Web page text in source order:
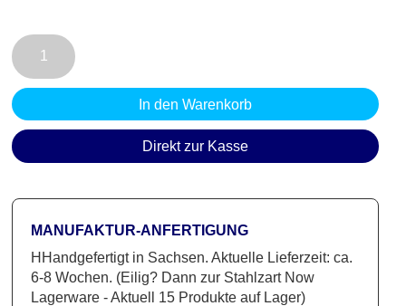
Nachtkästchen
MYSTERY
1
|
Stahl
Perlnachtblau
Massiv
Menge
In den Warenkorb
Direkt zur Kasse
MANUFAKTUR-ANFERTIGUNG
HHandgefertigt in Sachsen. Aktuelle Lieferzeit: ca.
6-8 Wochen. (Eilig? Dann zur Stahlzart Now
Lagerware - Aktuell 15 Produkte auf Lager)